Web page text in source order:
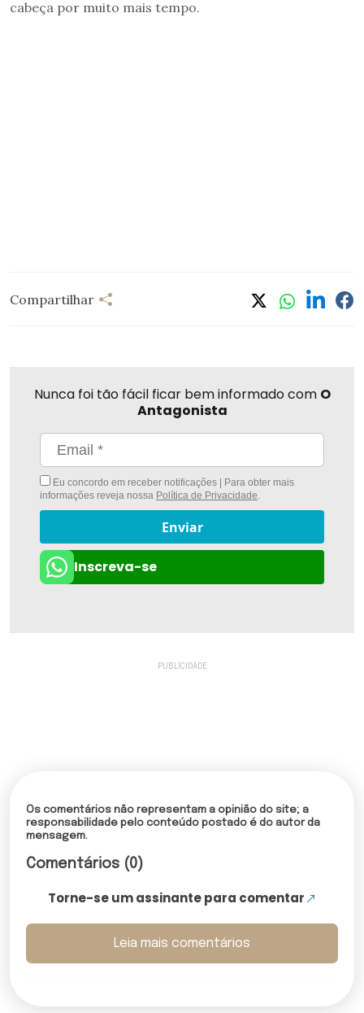
cabeça por muito mais tempo.
Compartilhar
Nunca foi tão fácil ficar bem informado com O
Antagonista
Eu concordo em receber notificações | Para obter mais
informações reveja nossa Política de Privacidade.
Enviar
Inscreva-se
Os comentários não representam a opinião do site; a
responsabilidade pelo conteúdo postado é do autor da
mensagem.
Comentários (0)
Torne-se um assinante para comentar
Leia mais comentários